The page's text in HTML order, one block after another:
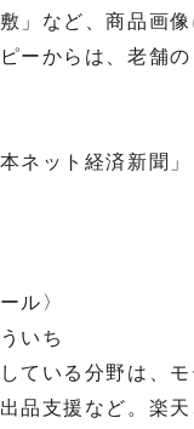
」など、商品画
ーからは、老舗
ネット経済新聞
ル〉
いち
ている分野は、モ
品支援など。楽